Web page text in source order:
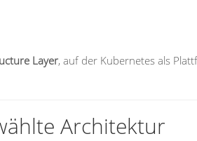
Layer, auf der Kubernetes als
Architektur